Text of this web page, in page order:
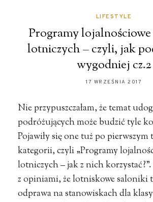
LIFESTYLE
Programy
lotniczych – czyli, jak
wygodniej cz.2
17 WRZEŚNIA 2017
Nie przypuszczałam, że temat
podróżujących może budzić tyle
Pojawiły się one tuż po pierwszym
kategorii, czyli „Programy
lotniczych – jak z nich
z opiniami, że lotniskowe saloniki
odprawa na stanowiskach dla